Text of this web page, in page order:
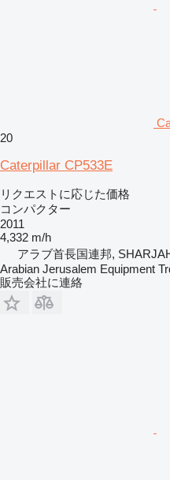
20
Caterpillar CP533E
リクエストに応じた価格
コンパクター
2011
4,332 m/h
アラブ首長国連邦,
Arabian Jerusalem Equipment
販売会社に連絡